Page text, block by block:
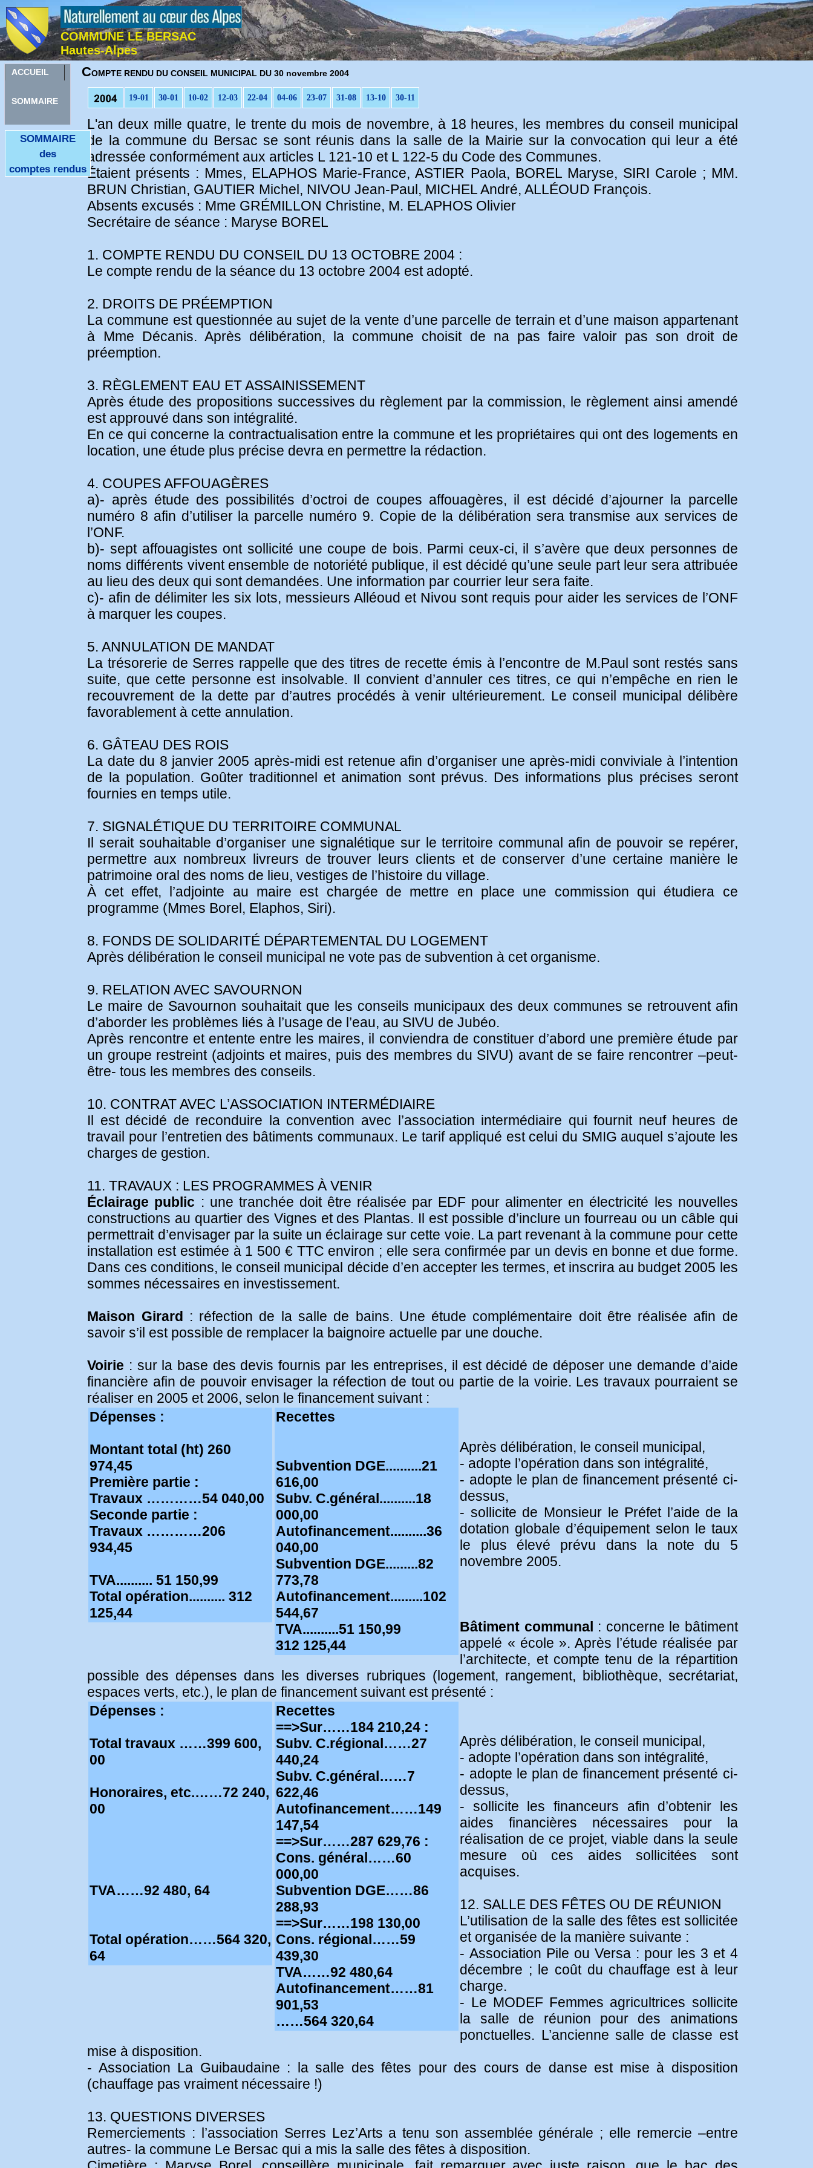
COMMUNE LE BERSAC
Hautes-Alpes
ACCUEIL
SOMMAIRE
COMPTE RENDU DU CONSEIL MUNICIPAL DU 30 novembre 2004
SOMMAIRE
des
comptes rendus
19-01 30-01 10-02 12-03 22-04 04-06 23-07 31-08 13-10 30-11
L'an deux mille quatre, le trente du mois de novembre, à 18 heures, les membres du conseil municipal
de la commune du Bersac se sont réunis dans la salle de la Mairie sur la convocation qui leur a été
adressée conformément aux articles L 121-10 et L 122-5 du Code des Communes.
Étaient présents : Mmes, ELAPHOS Marie-France, ASTIER Paola, BOREL Maryse, SIRI Carole ; MM.
BRUN Christian, GAUTIER Michel, NIVOU Jean-Paul, MICHEL André, ALLÉOUD François.
Absents excusés : Mme GRÉMILLON Christine, M. ELAPHOS Olivier
Secrétaire de séance : Maryse BOREL
1. COMPTE RENDU DU CONSEIL DU 13 OCTOBRE 2004 :
Le compte rendu de la séance du 13 octobre 2004 est adopté.
2. DROITS DE PRÉEMPTION
La commune est questionnée au sujet de la vente d’une parcelle de terrain et d’une maison appartenant
à Mme Décanis. Après délibération, la commune choisit de na pas faire valoir pas son droit de
préemption.
3. RÈGLEMENT EAU ET ASSAINISSEMENT
Après étude des propositions successives du règlement par la commission, le règlement ainsi amendé
est approuvé dans son intégralité.
En ce qui concerne la contractualisation entre la commune et les propriétaires qui ont des logements en
location, une étude plus précise devra en permettre la rédaction.
4. COUPES AFFOUAGÈRES
a)- après étude des possibilités d’octroi de coupes affouagères, il est décidé d’ajourner la parcelle
numéro 8 afin d’utiliser la parcelle numéro 9. Copie de la délibération sera transmise aux services de
l’ONF.
b)- sept affouagistes ont sollicité une coupe de bois. Parmi ceux-ci, il s’avère que deux personnes de
noms différents vivent ensemble de notoriété publique, il est décidé qu’une seule part leur sera attribuée
au lieu des deux qui sont demandées. Une information par courrier leur sera faite.
c)- afin de délimiter les six lots, messieurs Alléoud et Nivou sont requis pour aider les services de l’ONF
à marquer les coupes.
5. ANNULATION DE MANDAT
La trésorerie de Serres rappelle que des titres de recette émis à l’encontre de M.Paul sont restés sans
suite, que cette personne est insolvable. Il convient d’annuler ces titres, ce qui n’empêche en rien le
recouvrement de la dette par d’autres procédés à venir ultérieurement. Le conseil municipal délibère
favorablement à cette annulation.
6. GÂTEAU DES ROIS
La date du 8 janvier 2005 après-midi est retenue afin d’organiser une après-midi conviviale à l’intention
de la population. Goûter traditionnel et animation sont prévus. Des informations plus précises seront
fournies en temps utile.
7. SIGNALÉTIQUE DU TERRITOIRE COMMUNAL
Il serait souhaitable d’organiser une signalétique sur le territoire communal afin de pouvoir se repérer,
permettre aux nombreux livreurs de trouver leurs clients et de conserver d’une certaine manière le
patrimoine oral des noms de lieu, vestiges de l’histoire du village.
À cet effet, l’adjointe au maire est chargée de mettre en place une commission qui étudiera ce
programme (Mmes Borel, Elaphos, Siri).
8. FONDS DE SOLIDARITÉ DÉPARTEMENTAL DU LOGEMENT
Après délibération le conseil municipal ne vote pas de subvention à cet organisme.
9. RELATION AVEC SAVOURNON
Le maire de Savournon souhaitait que les conseils municipaux des deux communes se retrouvent afin
d’aborder les problèmes liés à l’usage de l’eau, au SIVU de Jubéo.
Après rencontre et entente entre les maires, il conviendra de constituer d’abord une première étude par
un groupe restreint (adjoints et maires, puis des membres du SIVU) avant de se faire rencontrer –peut-
être- tous les membres des conseils.
10. CONTRAT AVEC L’ASSOCIATION INTERMÉDIAIRE
Il est décidé de reconduire la convention avec l’association intermédiaire qui fournit neuf heures de
travail pour l’entretien des bâtiments communaux. Le tarif appliqué est celui du SMIG auquel s’ajoute les
charges de gestion.
11. TRAVAUX : LES PROGRAMMES À VENIR
Éclairage public : une tranchée doit être réalisée par EDF pour alimenter en électricité les nouvelles
constructions au quartier des Vignes et des Plantas. Il est possible d’inclure un fourreau ou un câble qui
permettrait d’envisager par la suite un éclairage sur cette voie. La part revenant à la commune pour cette
installation est estimée à 1 500 € TTC environ ; elle sera confirmée par un devis en bonne et due forme.
Dans ces conditions, le conseil municipal décide d’en accepter les termes, et inscrira au budget 2005 les
sommes nécessaires en investissement.
Maison Girard : réfection de la salle de bains. Une étude complémentaire doit être réalisée afin de
savoir s’il est possible de remplacer la baignoire actuelle par une douche.
Voirie : sur la base des devis fournis par les entreprises, il est décidé de déposer une demande d’aide
financière afin de pouvoir envisager la réfection de tout ou partie de la voirie. Les travaux pourraient se
réaliser en 2005 et 2006, selon le financement suivant :
Dépenses :
Montant total (ht) 260
974,45
Première partie :
Travaux …………54 040,00
Seconde partie :
Travaux …………206
934,45
TVA.......... 51 150,99
Total opération.......... 312
125,44
Recettes
Subvention DGE..........21
616,00
Subv. C.général..........18
000,00
Autofinancement..........36
040,00
Subvention DGE.........82
773,78
Autofinancement.........102
544,67
TVA..........51 150,99
312 125,44
Après délibération, le conseil municipal,
- adopte l’opération dans son intégralité,
- adopte le plan de financement présenté ci-
dessus,
- sollicite de Monsieur le Préfet l’aide de la
dotation globale d’équipement selon le taux
le plus élevé prévu dans la note du 5
novembre 2005.
Bâtiment communal : concerne le bâtiment
appelé « école ». Après l’étude réalisée par
l’architecte, et compte tenu de la répartition
possible des dépenses dans les diverses rubriques (logement, rangement, bibliothèque, secrétariat,
espaces verts, etc.), le plan de financement suivant est présenté :
Dépenses :
Total travaux ……399 600,
00
Honoraires, etc.……72 240,
00
TVA……92 480, 64
Total opération……564 320,
64
Recettes
==>Sur……184 210,24 :
Subv. C.régional……27
440,24
Subv. C.général……7
622,46
Autofinancement……149
147,54
==>Sur……287 629,76 :
Cons. général……60
000,00
Subvention DGE……86
288,93
==>Sur……198 130,00
Cons. régional……59
439,30
TVA……92 480,64
Autofinancement……81
901,53
……564 320,64
Après délibération, le conseil municipal,
- adopte l’opération dans son intégralité,
- adopte le plan de financement présenté ci-
dessus,
- sollicite les financeurs afin d’obtenir les
aides financières nécessaires pour la
réalisation de ce projet, viable dans la seule
mesure où ces aides sollicitées sont
acquises.
12. SALLE DES FÊTES OU DE RÉUNION
L’utilisation de la salle des fêtes est sollicitée
et organisée de la manière suivante :
- Association Pile ou Versa : pour les 3 et 4
décembre ; le coût du chauffage est à leur
charge.
- Le MODEF Femmes agricultrices sollicite
la salle de réunion pour des animations
ponctuelles. L’ancienne salle de classe est
mise à disposition.
- Association La Guibaudaine : la salle des fêtes pour des cours de danse est mise à disposition
(chauffage pas vraiment nécessaire !)
13. QUESTIONS DIVERSES
Remerciements : l’association Serres Lez’Arts a tenu son assemblée générale ; elle remercie –entre
autres- la commune Le Bersac qui a mis la salle des fêtes à disposition.